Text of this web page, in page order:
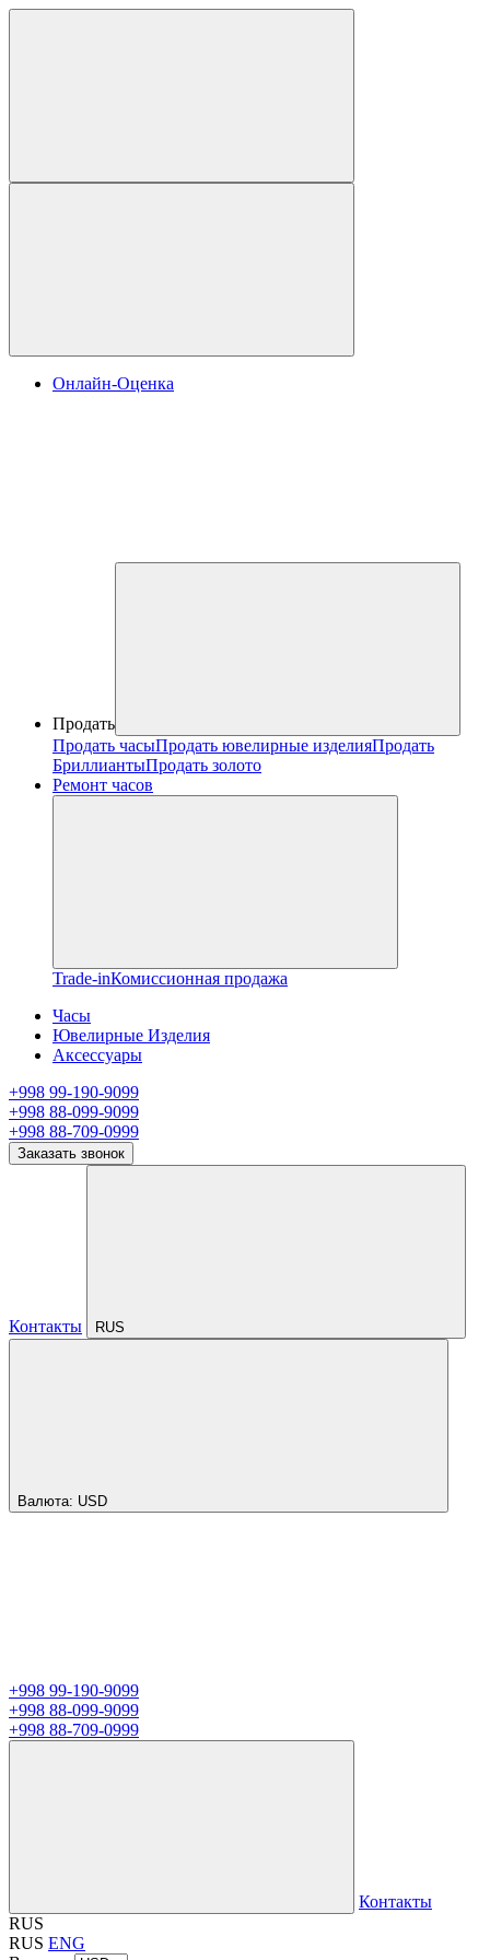
Онлайн-Оценка
Продать
Продать часыПродать ювелирные изделияПродать
БриллиантыПродать золото
Ремонт часов
Trade-inКомиссионная продажа
Часы
Ювелирные Изделия
Аксессуары
+998 99-190-9099
+998 88-099-9099
+998 88-709-0999
Заказать звонок
Контакты RUS
Валюта: USD
+998 99-190-9099
+998 88-099-9099
+998 88-709-0999
Контакты
RUS
RUS ENG